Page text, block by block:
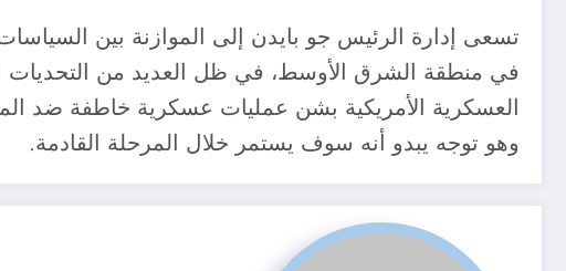
تسعى إدارة الرئيس جو بايدن إلى الموازنة بين
في منطقة الشرق الأوسط، في ظل العديد من التحديات
العسكرية الأمريكية بشن عمليات عسكرية خاطفة ضد
وهو توجه يبدو أنه سوف يستمر خلال المرحلة القادمة.